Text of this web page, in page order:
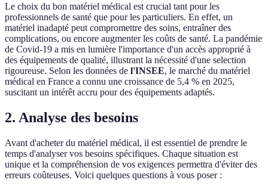
Le choix du bon matériel médical est crucial tant pour les
professionnels de santé que pour les particuliers. En effet, un
matériel inadapté peut compromettre des soins, entraîner des
complications, ou encore augmenter les coûts de santé. La pandémie
de Covid-19 a mis en lumière l'importance d'un accès approprié à
des équipements de qualité, illustrant la nécessité d'une selection
rigoureuse. Selon les données de l'INSEE, le marché du matériel
médical en France a connu une croissance de 5,4 % en 2025,
suscitant un intérêt accru pour des équipements adaptés.
2. Analyse des besoins
Avant d'acheter du matériel médical, il est essentiel de prendre le
temps d'analyser vos besoins spécifiques. Chaque situation est
unique et la compréhension de vos exigences permettra d'éviter des
erreurs coûteuses. Voici quelques questions à vous poser :